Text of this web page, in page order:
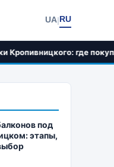
UA|RU
свежие
под
этапы,